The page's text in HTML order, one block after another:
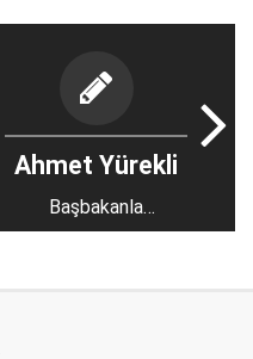
Ahmet Yürekli
Başbakanla
karşılaşınca...